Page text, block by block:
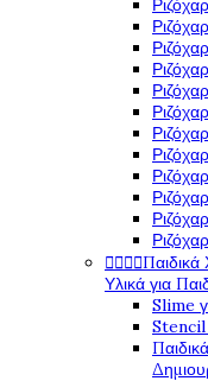

Υλικά για
Slime
Stencil